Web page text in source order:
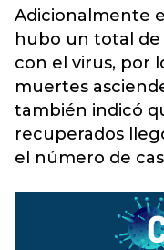
Adicionalmente
hubo un total de
con el virus, por
muertes
también indicó
recuperados
el número de